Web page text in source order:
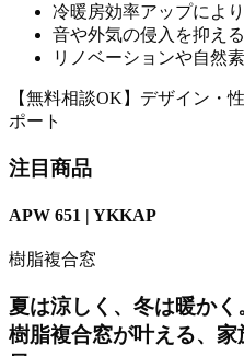
冷暖房効率アップによ
音や外気の侵入を抑え
リノベーションや自然
【無料相談OK】デザイン・
ポート
注目商品
APW 651 | YKKAP
樹脂複合窓
夏は涼しく、冬は暖かく
樹脂複合窓が叶える、